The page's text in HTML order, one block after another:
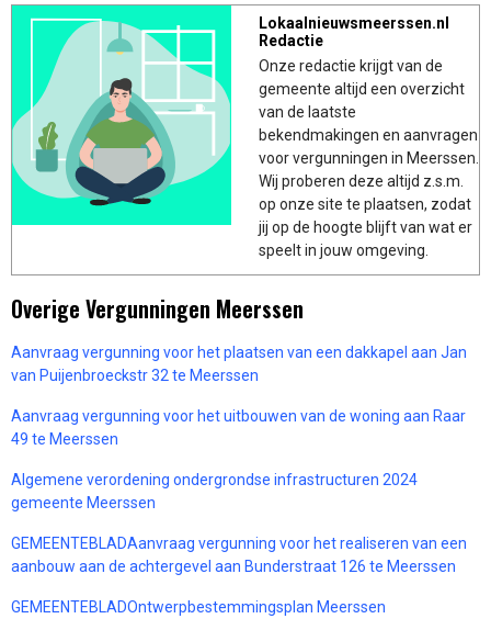
Lokaalnieuwsmeerssen.nl
Redactie
Onze redactie krijgt van de
gemeente altijd een overzicht
van de laatste
bekendmakingen en aanvragen
voor vergunningen in Meerssen.
Wij proberen deze altijd z.s.m.
op onze site te plaatsen, zodat
jij op de hoogte blijft van wat er
speelt in jouw omgeving.
Overige Vergunningen Meerssen
Aanvraag vergunning voor het plaatsen van een dakkapel aan Jan
van Puijenbroeckstr 32 te Meerssen
Aanvraag vergunning voor het uitbouwen van de woning aan Raar
49 te Meerssen
Algemene verordening ondergrondse infrastructuren 2024
gemeente Meerssen
GEMEENTEBLADAanvraag vergunning voor het realiseren van een
aanbouw aan de achtergevel aan Bunderstraat 126 te Meerssen
GEMEENTEBLADOntwerpbestemmingsplan Meerssen